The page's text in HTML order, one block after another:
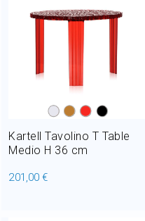
Kartell Tavolino T Table
Medio H 36 cm
201,00 €